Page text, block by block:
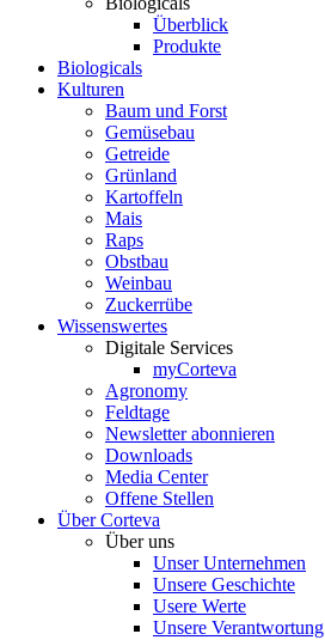
Überblick
Produkte
Biologicals
Kulturen
Baum und Forst
Gemüsebau
Getreide
Grünland
Kartoffeln
Mais
Raps
Obstbau
Weinbau
Zuckerrübe
Wissenswertes
Digitale Services
myCorteva
Agronomy
Feldtage
Newsletter abonnieren
Downloads
Media Center
Offene Stellen
Über Corteva
Über uns
Unser Unternehmen
Unsere Geschichte
Usere Werte
Unsere Verantwortung